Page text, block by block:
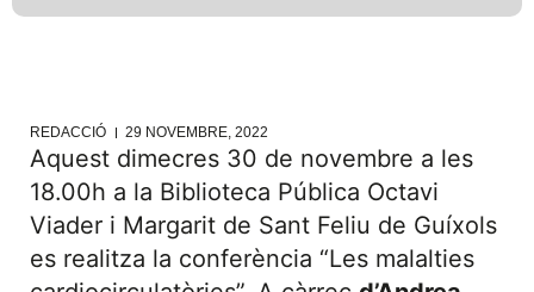
REDACCIÓ 29 NOVEMBRE, 2022
Aquest dimecres 30 de novembre a les
18.00h a la Biblioteca Pública Octavi
Viader i Margarit de Sant Feliu de Guíxols
es realitza la conferència “Les malalties